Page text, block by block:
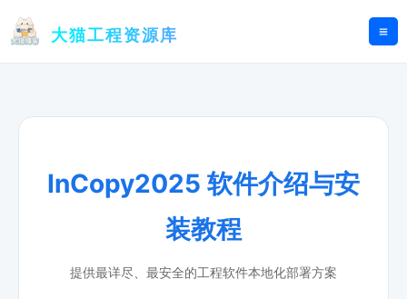
大猫工程资源库
InCopy2025 软件介绍与安
装教程
提供最详尽、最安全的工程软件本地化部署方案